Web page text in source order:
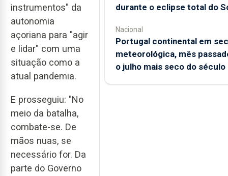
instrumentos" da
autonomia
açoriana para "agir
e lidar" com uma
situação como a
atual pandemia.
E prosseguiu: "No
meio da batalha,
combate-se. De
mãos nuas, se
necessário for. Da
parte do Governo
durante o eclipse total do
Nacional
Portugal continental em
meteorológica, mês
o julho mais seco do século